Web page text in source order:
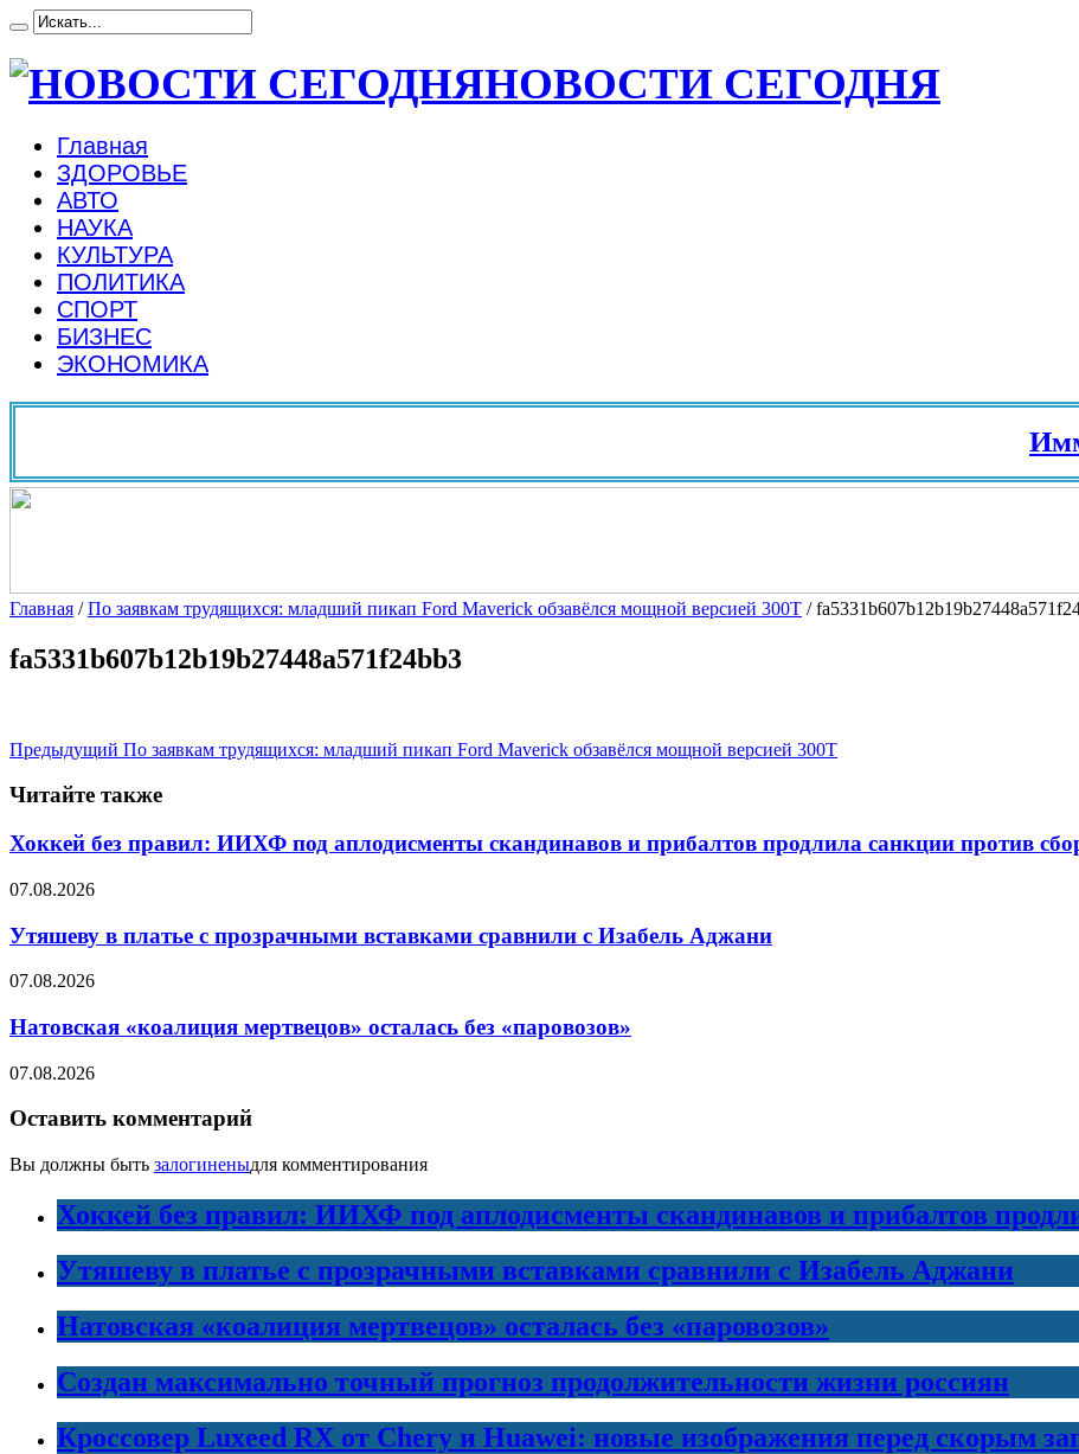
НОВОСТИ СЕГОДНЯ
Главная
ЗДОРОВЬЕ
АВТО
НАУКА
КУЛЬТУРА
ПОЛИТИКА
СПОРТ
БИЗНЕС
ЭКОНОМИКА
Главная /По заявкам трудящихся: младший пикап Ford Maverick обзавёлся мощной версией 300T /
fa5331b607b12b19b27448a571f24bb3
Предыдущий По заявкам трудящихся: младший пикап Ford Maverick обзавёлся мощной версией 300T
Читайте также
Хоккей без правил: ИИХФ под аплодисменты скандинавов и прибалтов продлила санкции против
07.08.2026
Утяшеву в платье с прозрачными вставками сравнили с Изабель Аджани
07.08.2026
Натовская «коалиция мертвецов» осталась без «паровозов»
07.08.2026
Оставить комментарий
Вы должны быть залогиненыдля комментирования
Хоккей без правил: ИИХФ под аплодисменты скандинавов и прибалтов
Утяшеву в платье с прозрачными вставками сравнили с Изабель Аджани
Натовская «коалиция мертвецов» осталась без «паровозов»
Создан максимально точный прогноз продолжительности жизни россиян
Кроссовер Luxeed RX от Chery и Huawei: новые изображения перед скорым